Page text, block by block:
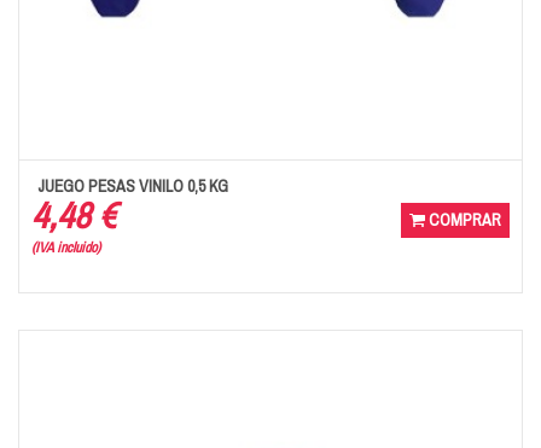
JUEGO PESAS VINILO 0,5 KG
4,48 €
(IVA incluido)
COMPRAR